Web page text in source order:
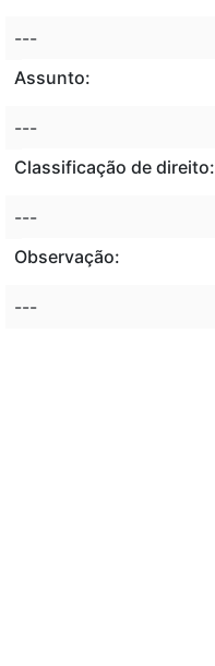
---
Assunto:
---
Classificação de direito:
---
Observação:
---